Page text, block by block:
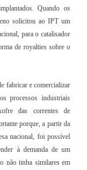
Quando os
solicitou ao IPT um
para o catalisador
de royalties sobre o
fabricar e comercializar
processos industriais
das correntes de
porque, a partir da
nacional, foi possível
à demanda de um
não tinha similares em